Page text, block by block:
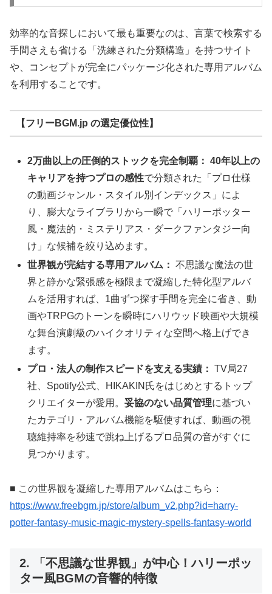
効率的な音探しにおいて最も重要なのは、言葉で検索する
手間さえも省ける「洗練された分類構造」を持つサイト
や、コンセプトが完全にパッケージ化された専用アルバム
を利用することです。
【フリーBGM.jp の選定優位性】
2万曲以上の圧倒的ストックを完全制覇： 40年以上の
キャリアを持つプロの感性で分類された「プロ仕様
の動画ジャンル・スタイル別インデックス」によ
り、膨大なライブラリから一瞬で「ハリーポッター
風・魔法的・ミステリアス・ダークファンタジー向
け」な候補を絞り込めます。
世界観が完結する専用アルバム： 不思議な魔法の世
界と静かな緊張感を極限まで凝縮した特化型アルバ
ムを活用すれば、1曲ずつ探す手間を完全に省き、動
画やTRPGのトーンを瞬時にハリウッド映画や大規模
な舞台演劇級のハイクオリティな空間へ格上げでき
ます。
プロ・法人の制作スピードを支える実績： TV局27
社、Spotify公式、HIKAKIN氏をはじめとするトップ
クリエイターが愛用。妥協のない品質管理に基づい
たカテゴリ・アルバム機能を駆使すれば、動画の視
聴維持率を秒速で跳ね上げるプロ品質の音がすぐに
見つかります。
■ この世界観を凝縮した専用アルバムはこちら：
https://www.freebgm.jp/store/album_v2.php?id=harry-
potter-fantasy-music-magic-mystery-spells-fantasy-world
2. 「不思議な世界観」が中心！ハリーポッ
ター風BGMの音響的特徴